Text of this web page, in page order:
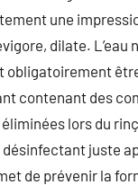
une
dilate. L’eau
obligatoirement
contenant des
lors du
désinfectant juste
de prévenir la